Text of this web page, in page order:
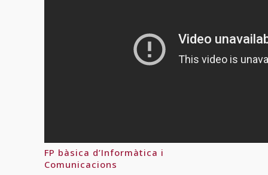
FP bàsica d’Informàtica i
Comunicacions